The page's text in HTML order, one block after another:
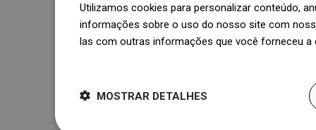
Utilizamos cookies para personalizar conteúdo,
informações sobre o uso do nosso site com
las com outras informações que você forneceu
MOSTRAR DETALHES